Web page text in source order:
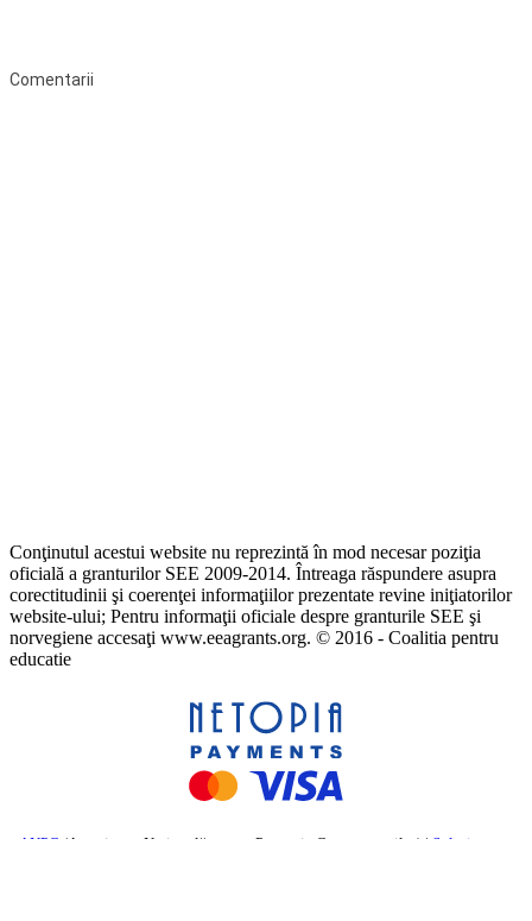
Comentarii
Conţinutul acestui website nu reprezintă în mod necesar poziţia
oficială a granturilor SEE 2009-2014. Întreaga răspundere asupra
corectitudinii şi coerenţei informaţiilor prezentate revine iniţiatorilor
website-ului; Pentru informaţii oficiale despre granturile SEE şi
norvegiene accesaţi www.eeagrants.org. © 2016 - Coalitia pentru
educatie
ANPC (Autoritatea Națională pentru Protecția Consumatorilor) | Soluționarea